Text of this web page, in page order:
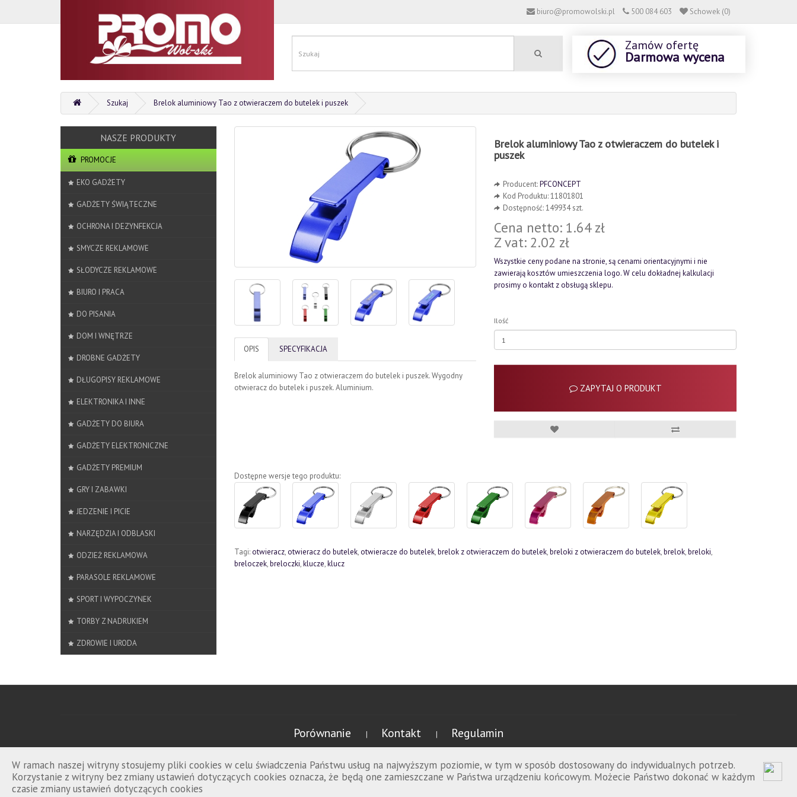
W ramach naszej witryny stosujemy pliki cookies w celu świadczenia Państwu usług na najwyższym poziomie, w tym w sposób dostosowany do indywidualnych potrzeb.
Korzystanie z witryny bez zmiany ustawień dotyczących cookies oznacza, że będą one zamieszczane w Państwa urządzeniu końcowym. Możecie Państwo dokonać w każdym
czasie zmiany ustawień dotyczących cookies
biuro@promowolski.pl 500 084 603 Schowek (0)
Zamów ofertę
Darmowa wycena
Szukaj Brelok aluminiowy Tao z otwieraczem do butelek i puszek
PROMOCJE
EKO GADŻETY
GADŻETY ŚWIĄTECZNE
OCHRONA I DEZYNFEKCJA
SMYCZE REKLAMOWE
SŁODYCZE REKLAMOWE
BIURO I PRACA
DO PISANIA
DOM I WNĘTRZE
DROBNE GADŻETY
DŁUGOPISY REKLAMOWE
ELEKTRONIKA I INNE
GADŻETY DO BIURA
GADŻETY ELEKTRONICZNE
GADŻETY PREMIUM
GRY I ZABAWKI
JEDZENIE I PICIE
NARZĘDZIA I ODBLASKI
ODZIEŻ REKLAMOWA
PARASOLE REKLAMOWE
SPORT I WYPOCZYNEK
TORBY Z NADRUKIEM
ZDROWIE I URODA
OPIS SPECYFIKACJA
Brelok aluminiowy Tao z otwieraczem do butelek i puszek. Wygodny
otwieracz do butelek i puszek. Aluminium.
Brelok aluminiowy Tao z otwieraczem do butelek i
puszek
Producent:PFCONCEPT
Kod Produktu: 11801801
Dostępność: 149934 szt.
Cena netto: 1.64 zł
Z vat: 2.02 zł
Wszystkie ceny podane na stronie, są cenami orientacyjnymi i nie
zawierają kosztów umieszczenia logo. W celu dokładnej kalkulacji
prosimy o kontakt z obsługą sklepu.
Ilość
ZAPYTAJ O PRODUKT
Dostępne wersje tego produktu:
Tagi: otwieracz, otwieracz do butelek, otwieracze do butelek,brelok z otwieraczem do butelek,breloki z otwieraczem do butelek,brelok,breloki,
breloczek,breloczki,klucze,klucz
Porównanie | Kontakt | Regulamin
Promowolski.pl © 2026 wszelkie prawa zastrzeżone.